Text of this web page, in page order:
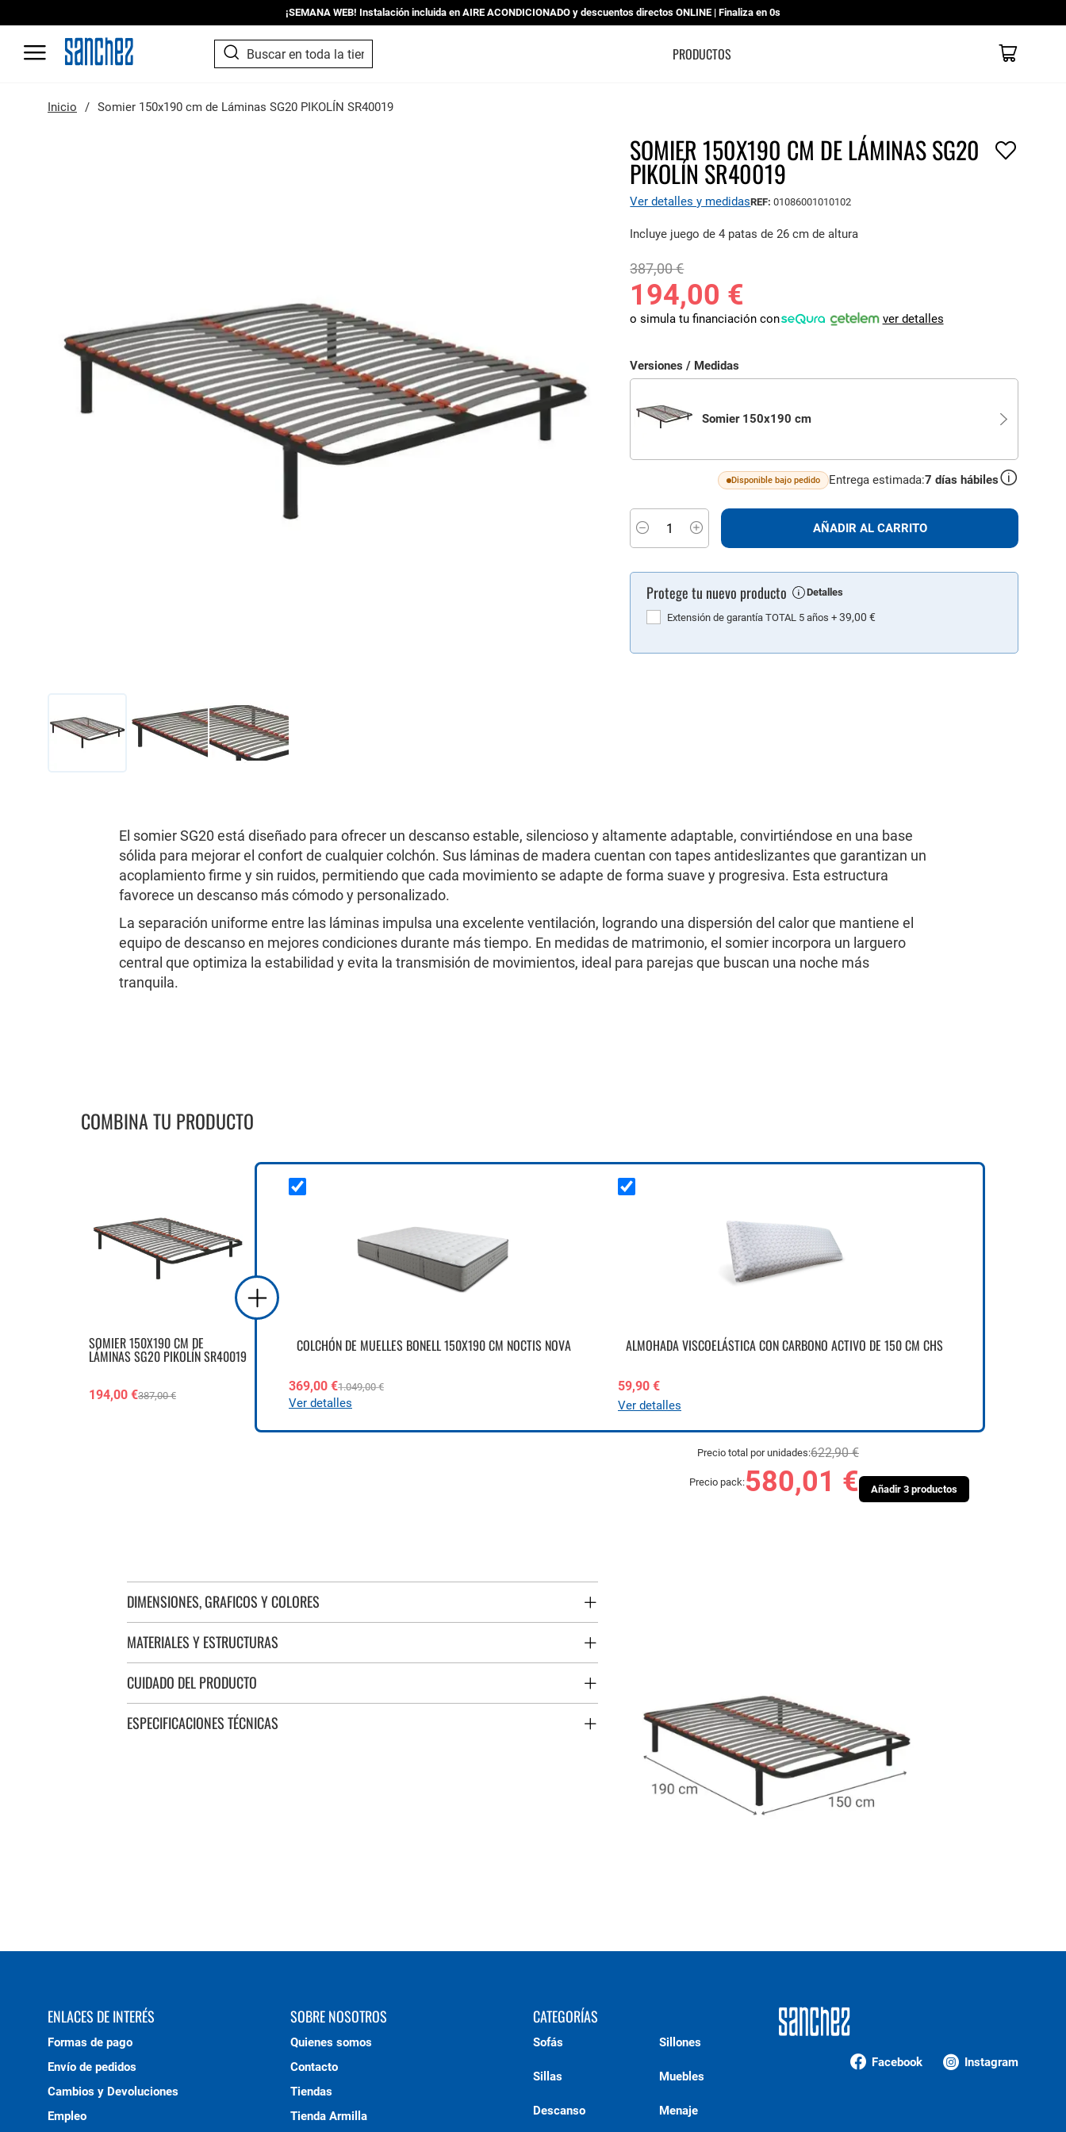
¡SEMANA WEB! Instalación incluida en AIRE ACONDICIONADO y descuentos directos ONLINE | Finaliza en 0s
PRODUCTOS
Search
SEARCH
Inicio Somier 150x190 cm de Láminas SG20 PIKOLÍN SR40019
SOMIER 150X190 CM DE LÁMINAS SG20
PIKOLÍN SR40019
Ver detalles y medidasREF: 01086001010102
Incluye juego de 4 patas de 26 cm de altura
194,00 €
387,00 €
o simula tu financiación con ver detalles
Versiones / Medidas
Somier 150x190 cm
Disponible bajo pedido Entrega estimada:7 días hábiles
Minus AÑADIR AL CARRITO
Protege tu nuevo producto Detalles
Extensión de garantía TOTAL 5 años +39,00 €
El somier SG20 está diseñado para ofrecer un descanso estable, silencioso y altamente adaptable, convirtiéndose en una base
sólida para mejorar el confort de cualquier colchón. Sus láminas de madera cuentan con tapes antideslizantes que garantizan un
acoplamiento firme y sin ruidos, permitiendo que cada movimiento se adapte de forma suave y progresiva. Esta estructura
favorece un descanso más cómodo y personalizado.
La separación uniforme entre las láminas impulsa una excelente ventilación, logrando una dispersión del calor que mantiene el
equipo de descanso en mejores condiciones durante más tiempo. En medidas de matrimonio, el somier incorpora un larguero
central que optimiza la estabilidad y evita la transmisión de movimientos, ideal para parejas que buscan una noche más
tranquila.
COMBINA TU PRODUCTO
SOMIER 150X190 CM DE
LÁMINAS SG20 PIKOLÍN SR40019
194,00 €387,00 €
COLCHÓN DE MUELLES BONELL 150X190 CM NOCTIS NOVA
369,00 €1.049,00 €
Ver detalles
ALMOHADA VISCOELÁSTICA CON CARBONO ACTIVO DE 150 CM CHS
59,90 €
Ver detalles
Precio total por unidades:622,90 €
Precio pack:580,01 € Añadir 3 productos
DIMENSIONES, GRAFICOS Y COLORES
MATERIALES Y ESTRUCTURAS
CUIDADO DEL PRODUCTO
ESPECIFICACIONES TÉCNICAS
Facebook Instagram
ENLACES DE INTERÉS
Formas de pago
Envío de pedidos
Cambios y Devoluciones
Empleo
SOBRE NOSOTROS
Quienes somos
Contacto
Tiendas
Tienda Armilla
CATEGORÍAS
Sofás Sillones
Sillas Muebles
Descanso Menaje